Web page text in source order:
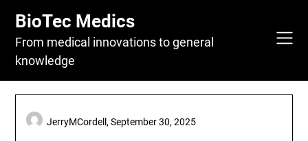
content
BioTec Medics
From medical innovations to general
knowledge
JerryMCordell,September 30, 2025